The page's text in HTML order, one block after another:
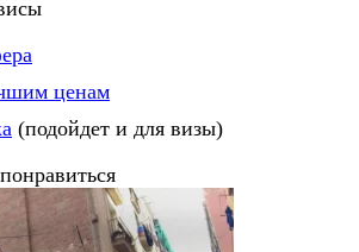
ценам
(подойдет и для визы)